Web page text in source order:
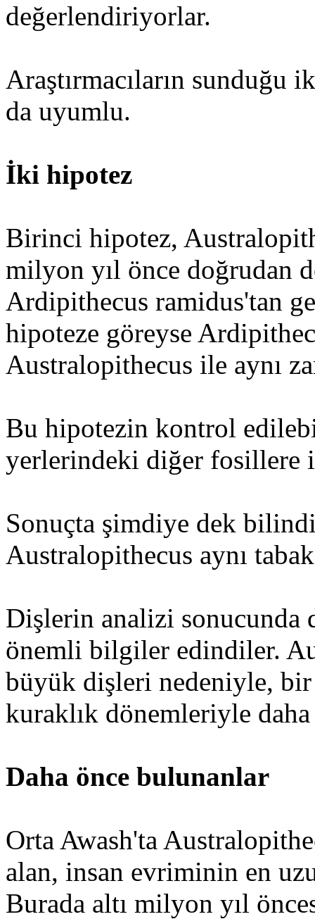
değerlendiriyorlar.
Araştırmacıların sunduğu
da uyumlu.
İki hipotez
Birinci hipotez,
milyon yıl önce doğrudan
Ardipithecus ramidus'tan
hipoteze göreyse
Australopithecus ile aynı
Bu hipotezin kontrol
yerlerindeki diğer fosillere
Sonuçta şimdiye dek
Australopithecus aynı
Dişlerin analizi sonucunda
önemli bilgiler edindiler.
büyük dişleri nedeniyle, bir
kuraklık dönemleriyle
Daha önce bulunanlar
Orta Awash'ta
alan, insan evriminin en
Burada altı milyon yıl